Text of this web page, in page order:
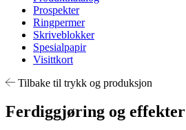
Prospekter
Ringpermer
Skriveblokker
Spesialpapir
Visittkort
Tilbake til trykk og produksjon
Ferdiggjøring og effekter